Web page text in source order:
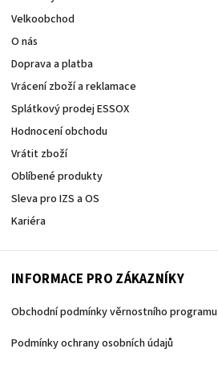
Velkoobchod
O nás
Doprava a platba
Vrácení zboží a reklamace
Splátkový prodej ESSOX
Hodnocení obchodu
Vrátit zboží
Oblíbené produkty
Sleva pro IZS a OS
Kariéra
INFORMACE PRO ZÁKAZNÍKY
Obchodní podmínky věrnostního programu
Podmínky ochrany osobních údajů